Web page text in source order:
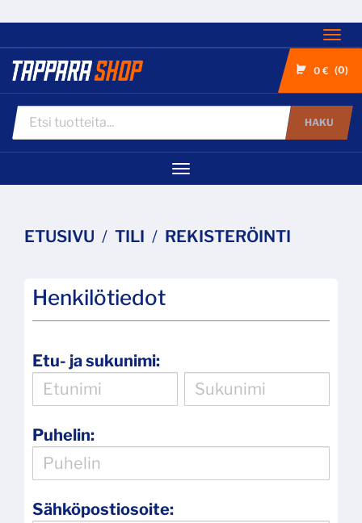
0 € 0
HAKU
Navigaatio
ETUSIVU TILI REKISTERÖINTI
Henkilötiedot
Etu- ja sukunimi:
Puhelin:
Sähköpostiosoite: